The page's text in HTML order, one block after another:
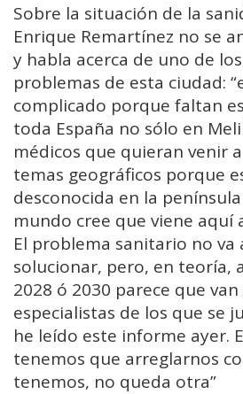
Sobre la situación de la
Enrique Remartínez no se
y habla acerca de uno de
problemas de esta ciudad:
complicado porque faltan
toda España no sólo en
médicos que quieran venir
temas geográficos porque
desconocida en la
mundo cree que viene aquí
El problema sanitario no va
solucionar, pero, en teoría,
2028 ó 2030 parece que
especialistas de los que se
he leído este informe ayer.
tenemos que arreglarnos
tenemos, no queda otra”